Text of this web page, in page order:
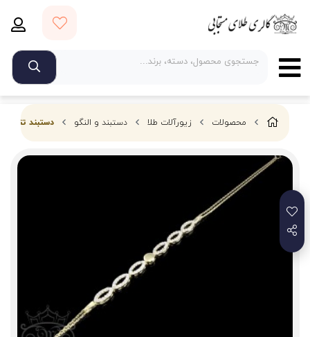
محصولات زیورآلات طلا دستبند و النگو دستبند